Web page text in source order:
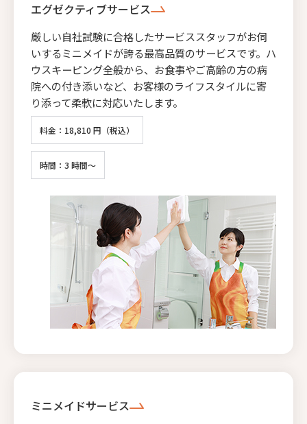
エグゼクティブサービス
厳しい自社試験に合格したサービススタッフがお伺
いするミニメイドが誇る最高品質のサービスです。ハ
ウスキーピング全般から、お食事やご高齢の方の病
院への付き添いなど、お客様のライフスタイルに寄
り添って柔軟に対応いたします。
料金：18,810 円（税込）
時間：3 時間～
ミニメイドサービス